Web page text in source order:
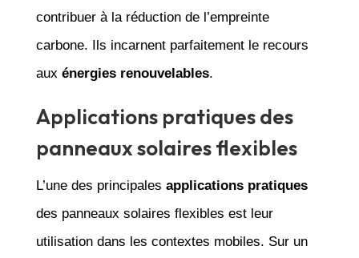
contribuer à la réduction de l’empreinte
carbone. Ils incarnent parfaitement le recours
aux énergies renouvelables.
Applications pratiques des
panneaux solaires flexibles
L’une des principales applications pratiques
des panneaux solaires flexibles est leur
utilisation dans les contextes mobiles. Sur un